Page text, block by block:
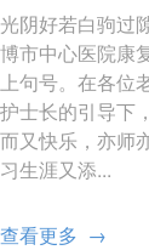
光阴好若白驹过
博市中心医院康
上句号。在各位
护士长的引导下
而又快乐，亦师
习生涯又添...
查看更多 →